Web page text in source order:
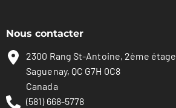
Nous contacter
2300 Rang St-Antoine, 2ème étage
Saguenay, QC G7H 0C8
Canada
(581) 668-5778